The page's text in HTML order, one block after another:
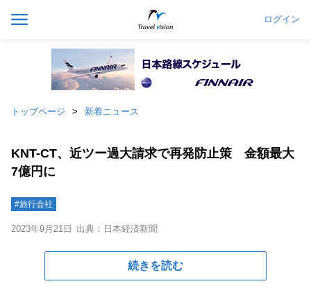
ログイン
トップページ 新着ニュース
KNT-CT、近ツー過大請求で再発防止策 金額最大
7億円に
#旅行会社
2023年9月21日 出典：日本経済新聞
続きを読む